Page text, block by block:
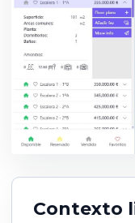
Contexto